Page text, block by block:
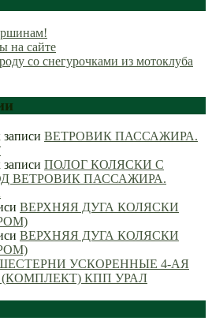
на сайте
со снегурочками из мотоклуба
записи ВЕТРОВИК ПАССАЖИРА.
записи ПОЛОГ КОЛЯСКИ С
ВЕТРОВИК ПАССАЖИРА.
ВЕРХНЯЯ ДУГА КОЛЯСКИ
ВЕРХНЯЯ ДУГА КОЛЯСКИ
УСКОРЕННЫЕ 4-АЯ
(КОМПЛЕКТ) КПП УРАЛ